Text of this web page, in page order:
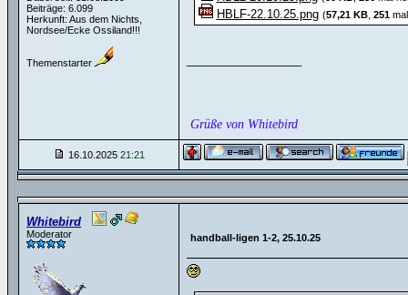
Beiträge: 6.099
Herkunft: Aus dem Nichts,
Nordsee/Ecke Ossiland!!!
Themenstarter
HBLF-22.10.25.png (57,21 KB, 251mal
Grüße von Whitebird
16.10.2025 21:21
Whitebird
Moderator handball-ligen 1-2, 25.10.25